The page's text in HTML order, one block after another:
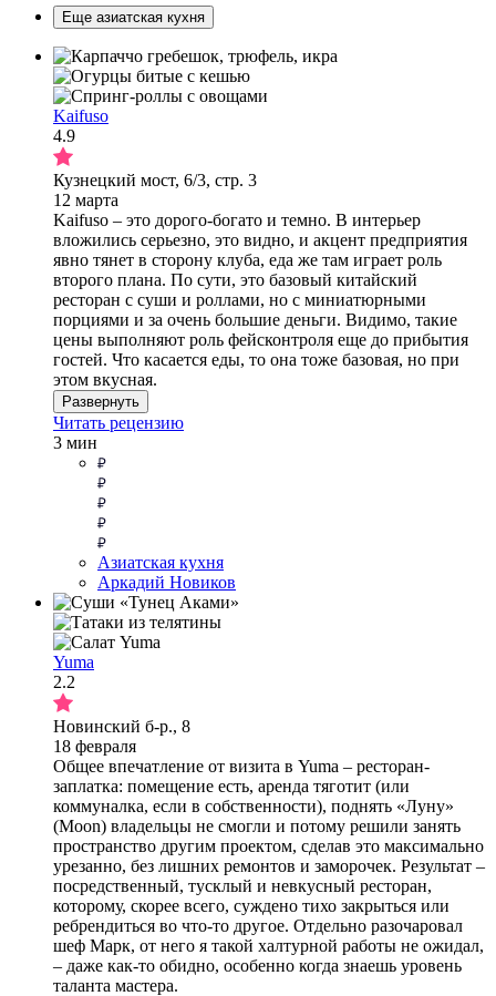
Еще азиатская кухня
Kaifuso
4.9
Кузнецкий мост, 6/3, стр. 3
12 марта
Kaifuso – это дорого-богато и темно. В интерьер
вложились серьезно, это видно, и акцент предприятия
явно тянет в сторону клуба, еда же там играет роль
второго плана. По сути, это базовый китайский
ресторан с суши и роллами, но с миниатюрными
порциями и за очень большие деньги. Видимо, такие
цены выполняют роль фейсконтроля еще до прибытия
гостей. Что касается еды, то она тоже базовая, но при
этом вкусная.
Развернуть
Читать рецензию
3 мин
Азиатская кухня
Аркадий Новиков
Yuma
2.2
Новинский б-р., 8
18 февраля
Общее впечатление от визита в Yuma – ресторан-
заплатка: помещение есть, аренда тяготит (или
коммуналка, если в собственности), поднять «Луну»
(Moon) владельцы не смогли и потому решили занять
пространство другим проектом, сделав это максимально
урезанно, без лишних ремонтов и заморочек. Результат –
посредственный, тусклый и невкусный ресторан,
которому, скорее всего, суждено тихо закрыться или
ребрендиться во что-то другое. Отдельно разочаровал
шеф Марк, от него я такой халтурной работы не ожидал,
– даже как-то обидно, особенно когда знаешь уровень
таланта мастера.